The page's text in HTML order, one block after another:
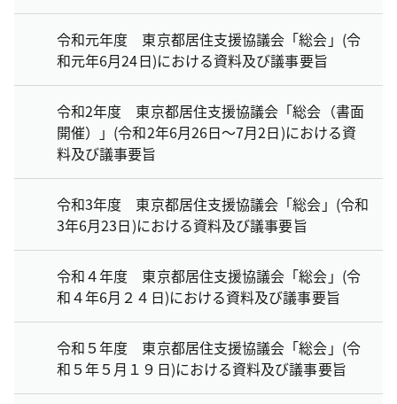
令和元年度 東京都居住支援協議会「総会」(令
和元年6月24日)における資料及び議事要旨
令和2年度 東京都居住支援協議会「総会（書面
開催）」(令和2年6月26日～7月2日)における資
料及び議事要旨
令和3年度 東京都居住支援協議会「総会」(令和
3年6月23日)における資料及び議事要旨
令和４年度 東京都居住支援協議会「総会」(令
和４年6月２４日)における資料及び議事要旨
令和５年度 東京都居住支援協議会「総会」(令
和５年５月１９日)における資料及び議事要旨